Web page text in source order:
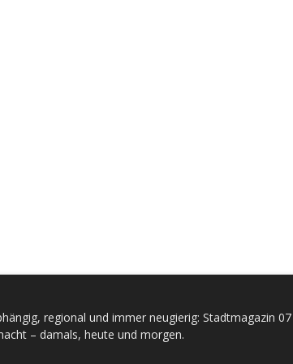
regional und immer neugierig: Stadtmagazin
– damals, heute und morgen.